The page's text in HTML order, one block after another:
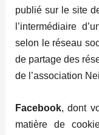
publié sur le site
l’intermédiaire
selon le réseau
de partage des
de l’association
Facebook, dont
matière de